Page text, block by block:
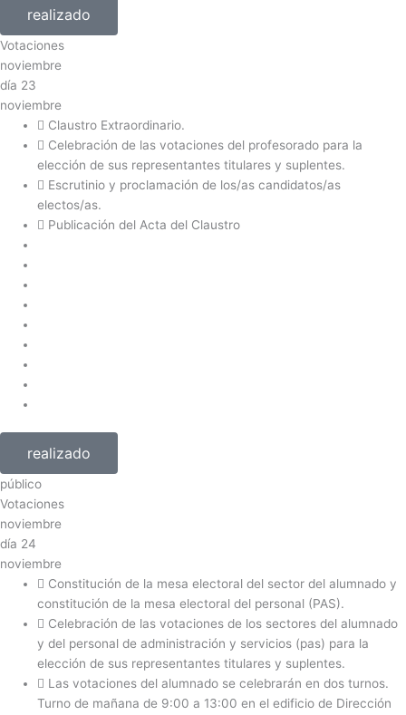
realizado
Votaciones
noviembre
día 23
noviembre
Claustro Extraordinario.
Celebración de las votaciones del profesorado para la
elección de sus representantes titulares y suplentes.
Escrutinio y proclamación de los/as candidatos/as
electos/as.
Publicación del Acta del Claustro
realizado
público
Votaciones
noviembre
día 24
noviembre
Constitución de la mesa electoral del sector del alumnado y
constitución de la mesa electoral del personal (PAS).
Celebración de las votaciones de los sectores del alumnado
y del personal de administración y servicios (pas) para la
elección de sus representantes titulares y suplentes.
Las votaciones del alumnado se celebrarán en dos turnos.
Turno de mañana de 9:00 a 13:00 en el edificio de Dirección